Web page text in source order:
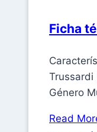
Ficha
Trussardi
Género
Read